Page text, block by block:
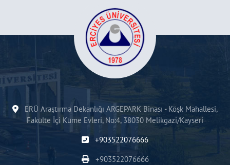
ERÜ Araştırma Dekanlığı ARGEPARK Binası - Köşk Mahallesi,
Fakülte İçi Küme Evleri, No:4, 38030 Melikgazi/Kayseri
+903522076666
+903522076666